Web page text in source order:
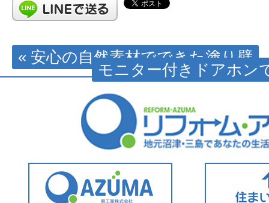
« 安心の自然素材でできた塗り壁
モニター付きドアホン